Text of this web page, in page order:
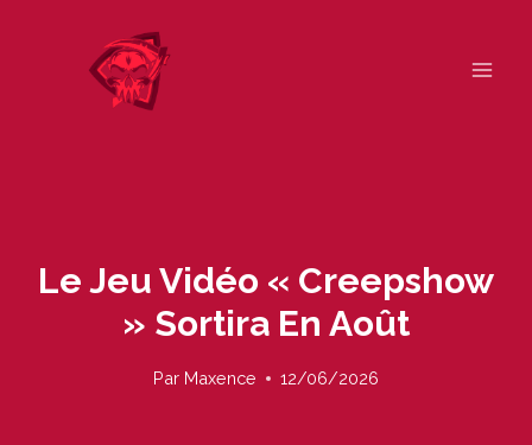
Le Jeu Vidéo « Creepshow
» Sortira En Août
Par Maxence 12/06/2026